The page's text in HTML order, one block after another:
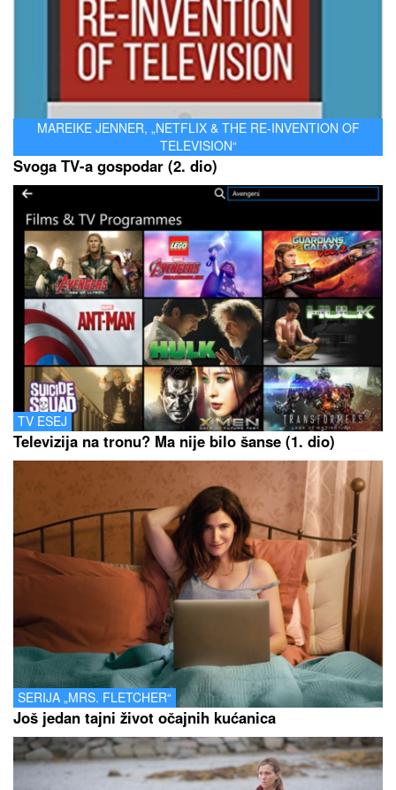
MAREIKE JENNER, „NETFLIX & THE RE-INVENTION OF
TELEVISION“
Svoga TV-a gospodar (2. dio)
TV ESEJ
Televizija na tronu? Ma nije bilo šanse (1. dio)
SERIJA „MRS. FLETCHER“
Još jedan tajni život očajnih kućanica